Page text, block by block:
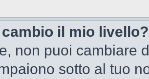
cambio il mio livello?
non puoi cambiare
sotto al tuo